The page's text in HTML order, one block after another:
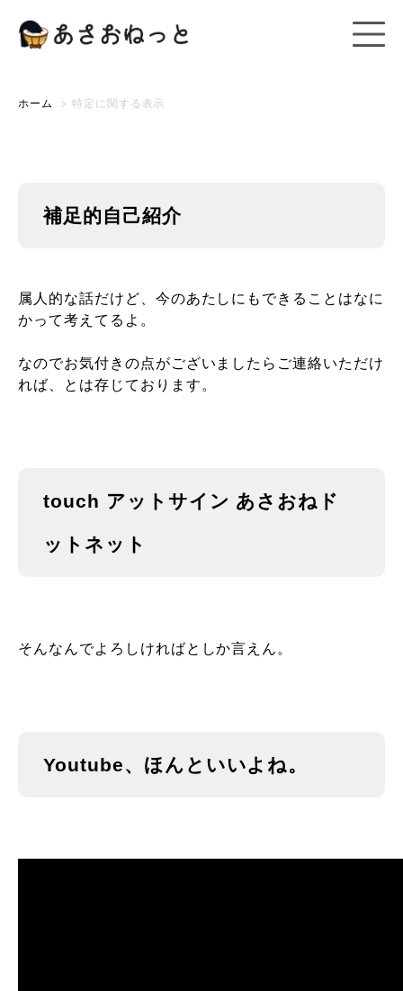
ホーム > 特定に関する表示
補足的自己紹介
属人的な話だけど、今のあたしにもできることはなに
かって考えてるよ。
なのでお気付きの点がございましたらご連絡いただけ
れば、とは存じております。
touch アットサイン あさおねド
ットネット
そんなんでよろしければとしか言えん。
Youtube、ほんといいよね。